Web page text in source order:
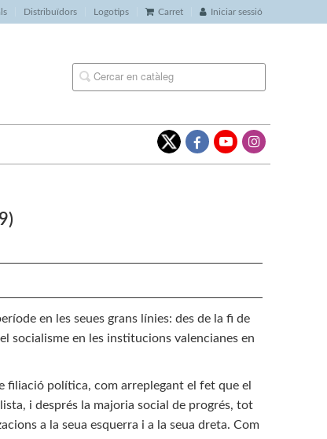
Distribuïdors Logotips Carret Iniciar sessió
en les seues grans línies: des de la fi de
socialisme en les institucions valencianes en
filiació política, com arreplegant el fet que el
i després la majoria social de progrés, tot
a la seua esquerra i a la seua dreta. Com